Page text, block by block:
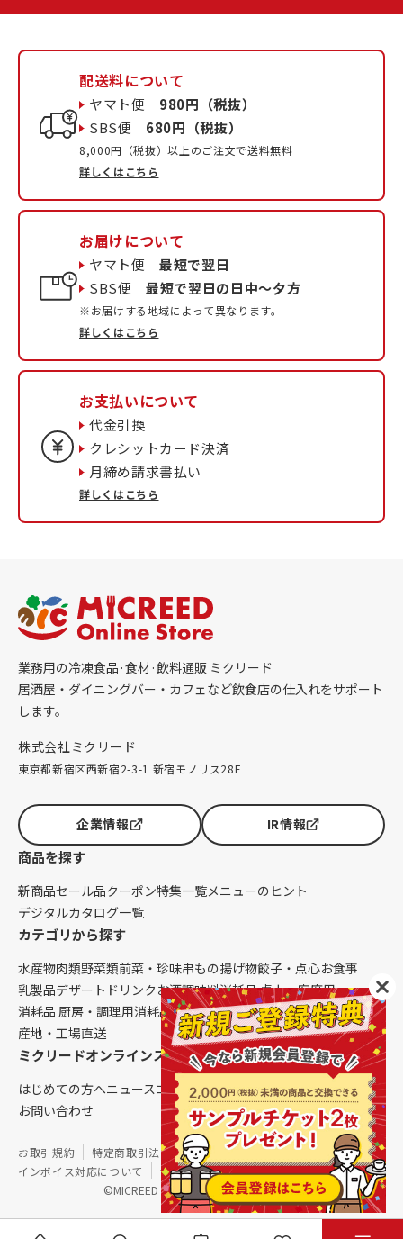
配送料について
ヤマト便 980円（税抜）
SBS便 680円（税抜）
8,000円（税抜）以上のご注文で送料無料
詳しくはこちら
お届けについて
ヤマト便最短で翌日
SBS便最短で翌日の日中〜夕方
※お届けする地域によって異なります。
詳しくはこちら
お支払いについて
代金引換
クレシットカード決済
月締め請求書払い
詳しくはこちら
業務用の冷凍食品·食材·飲料通販 ミクリード
居酒屋・ダイニングバー・カフェなど飲食店の仕入れをサポート
します。
株式会社ミクリード
東京都新宿区西新宿2-3-1 新宿モノリス28F
企業情報 IR情報
商品を探す
新商品セール品クーポン特集一覧メニューのヒント
デジタルカタログ一覧
カテゴリから探す
水産物肉類野菜類前菜・珍味串もの揚げ物餃子・点心お食事
乳製品デザート ドリンク お酒調味料消耗品 卓上・客席用
消耗品 厨房・調理用消耗品 クレンリネス生鮮品（配送便限定）
産地・工場直送
ミクリードオンラインストアについて
はじめての方へニュースコラムご利用ガイド会社概要
お問い合わせ
©MICREED CO.,LTD. All Rights Reserved.
お取引規約 特定商取引法に基づく表記
個人情報保護方針
インボイス対応について
サイトマップ